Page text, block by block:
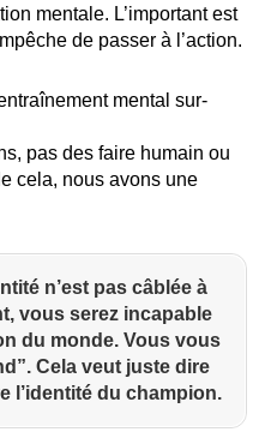
mentale. L’important est
de passer à l’action.
mental sur-
pas des faire humain ou
cela, nous avons une
n’est pas câblée à
vous serez incapable
du monde. Vous vous
Cela veut juste dire
l’identité du champion.